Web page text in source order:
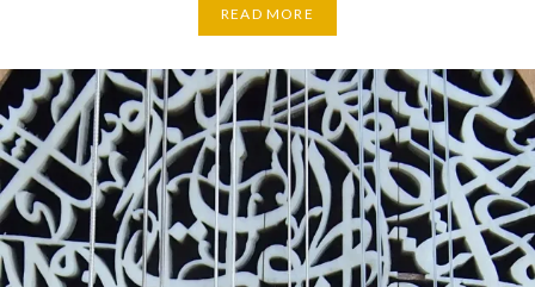
READ MORE